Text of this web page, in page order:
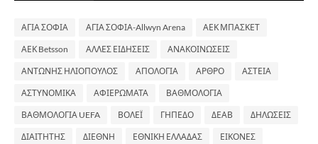
ΑΓΙΑ ΣΟΦΙΑ ΑΓΙΑ ΣΟΦΙΑ-Allwyn Arena ΑΕΚ ΜΠΑΣΚΕΤ
ΑΕΚ Betsson ΑΛΛΕΣ ΕΙΔΗΣΕΙΣ ΑΝΑΚΟΙΝΩΣΕΙΣ
ΑΝΤΩΝΗΣ ΗΛΙΟΠΟΥΛΟΣ ΑΠΟΛΟΓΙΑ ΑΡΘΡΟ ΑΣΤΕΙΑ
ΑΣΤΥΝΟΜΙΚΑ ΑΦΙΕΡΩΜΑΤΑ ΒΑΘΜΟΛΟΓΙΑ
ΒΑΘΜΟΛΟΓΙΑ UEFA ΒΟΛΕΪ ΓΗΠΕΔΟ ΔΕΑΒ ΔΗΛΩΣΕΙΣ
ΔΙΑΙΤΗΤΗΣ ΔΙΕΘΝΗ ΕΘΝΙΚΗ ΕΛΛΑΔΑΣ ΕΙΚΟΝΕΣ